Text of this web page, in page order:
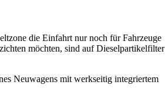
die Einfahrt nur noch für Fahrzeuge
möchten, sind auf Dieselpartikelfilter
Neuwagens mit werkseitig integriertem